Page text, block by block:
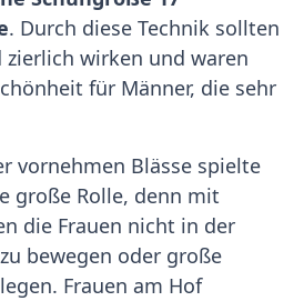
. Durch diese Technik sollten
zierlich wirken und waren
für Männer, die sehr
vornehmen Blässe spielte
große Rolle, denn mit
die Frauen nicht in der
bewegen oder große
Frauen am Hof